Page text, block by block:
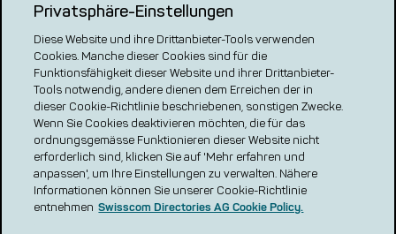
Unsere Plattformen
local.ch
search.ch
VERGLEICH CH
renovero
Localcities
Privatsphäre-Einstellungen
Diese Website und ihre Drittanbieter-Tools verwenden
Cookies. Manche dieser Cookies sind für die
Funktionsfähigkeit dieser Website und ihrer Drittanbieter-
Tools notwendig, andere dienen dem Erreichen der in
dieser Cookie-Richtlinie beschriebenen, sonstigen Zwecke.
Wenn Sie Cookies deaktivieren möchten, die für das
ordnungsgemässe Funktionieren dieser Website nicht
erforderlich sind, klicken Sie auf 'Mehr erfahren und
anpassen', um Ihre Einstellungen zu verwalten. Nähere
Informationen können Sie unserer Cookie-Richtlinie
entnehmen Swisscom Directories AG Cookie Policy.